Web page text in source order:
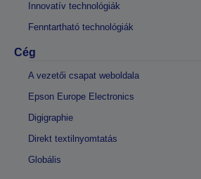
Innovatív technológiák
Fenntartható technológiák
Cég
A vezetői csapat weboldala
Epson Europe Electronics
Digigraphie
Direkt textilnyomtatás
Globális